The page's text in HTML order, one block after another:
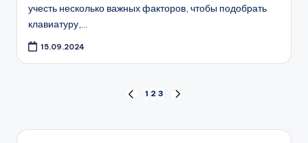
учесть несколько важных факторов, чтобы подобрать
клавиатуру,…
15.09.2024
записей
ПРЕД.
1 2 3